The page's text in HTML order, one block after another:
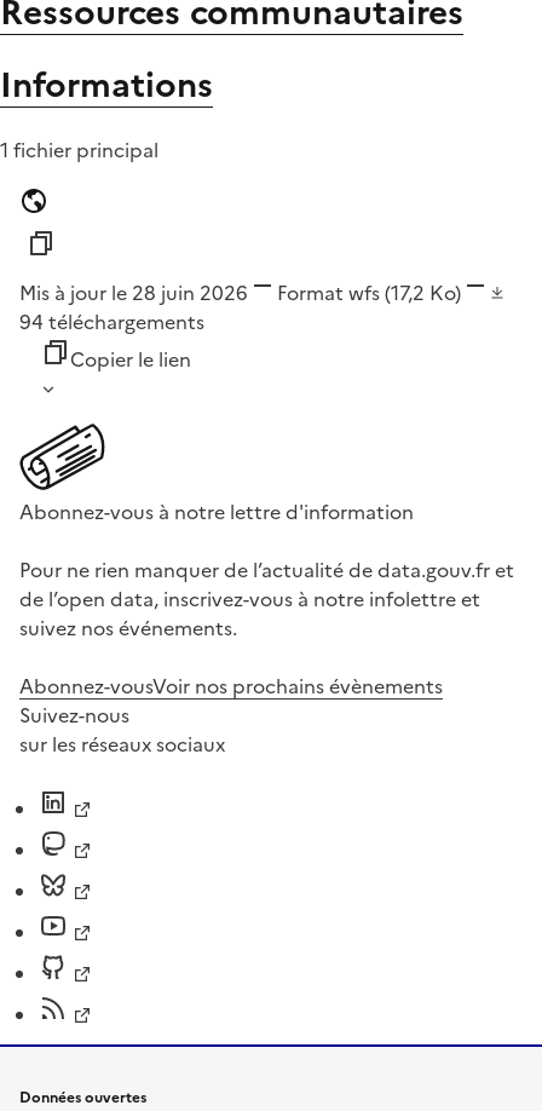
Ressources communautaires
Informations
1 fichier principal
Mis à jour le 28 juin 2026 Format wfs(17,2 Ko)
94 téléchargements
Copier le lien
Abonnez-vous à notre lettre d'information
Pour ne rien manquer de l’actualité de data.gouv.fr et
de l’open data, inscrivez-vous à notre infolettre et
suivez nos événements.
Abonnez-vousVoir nos prochains évènements
Suivez-nous
sur les réseaux sociaux
Données ouvertes